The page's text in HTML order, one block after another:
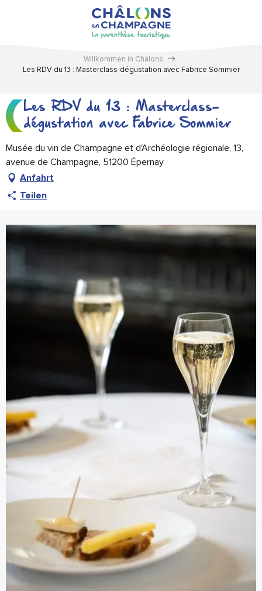
Willkommen in Châlons
Les RDV du 13 : Masterclass-dégustation avec Fabrice Sommier
Les RDV du 13 : Masterclass-
dégustation avec Fabrice Sommier
Musée du vin de Champagne et d'Archéologie régionale, 13,
avenue de Champagne, 51200 Épernay
Anfahrt
Teilen